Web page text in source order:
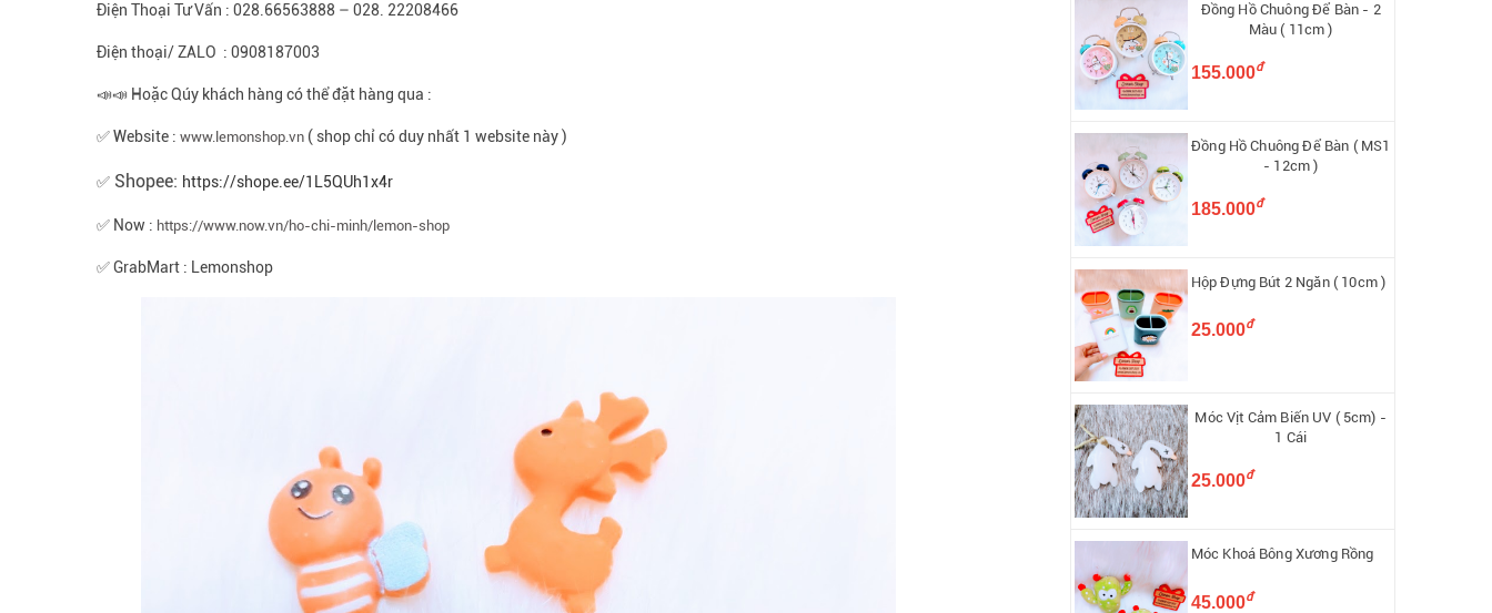
Điện Thoại Tư Vấn : 028.66563888 – 028. 22208466
Điện thoại/ ZALO : 0908187003
📣📣 Hoặc Qúy khách hàng có thể đặt hàng qua :
✅ Website :www.lemonshop.vn ( shop chỉ có duy nhất 1 website này )
✅ Shopee: https://shope.ee/1L5QUh1x4r
✅ Now : https://www.now.vn/ho-chi-minh/lemon-shop
✅ GrabMart : Lemonshop
Đồng Hồ Chuông Để Bàn - 2
Màu ( 11cm )
155.000đ
Đồng Hồ Chuông Để Bàn ( MS1
- 12cm )
185.000đ
Hộp Đựng Bút 2 Ngăn ( 10cm )
25.000đ
Móc Vịt Cảm Biến UV ( 5cm) -
1 Cái
25.000đ
Móc Khoá Bông Xương Rồng
45.000đ